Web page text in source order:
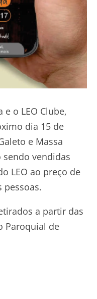
e o LEO Clube,
dia 15 de
e Massa
sendo vendidas
LEO ao preço de
pessoas.
a partir das
Paroquial de